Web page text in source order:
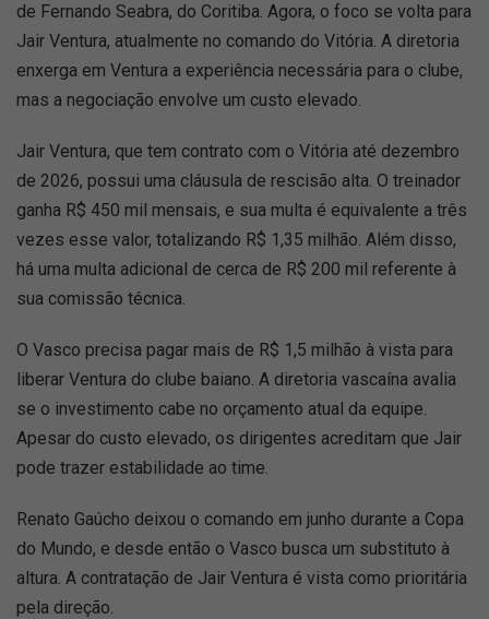
de Fernando Seabra, do Coritiba. Agora, o foco se volta para
Jair Ventura, atualmente no comando do Vitória. A diretoria
enxerga em Ventura a experiência necessária para o clube,
mas a negociação envolve um custo elevado.
Jair Ventura, que tem contrato com o Vitória até dezembro
de 2026, possui uma cláusula de rescisão alta. O treinador
ganha R$ 450 mil mensais, e sua multa é equivalente a três
vezes esse valor, totalizando R$ 1,35 milhão. Além disso,
há uma multa adicional de cerca de R$ 200 mil referente à
sua comissão técnica.
O Vasco precisa pagar mais de R$ 1,5 milhão à vista para
liberar Ventura do clube baiano. A diretoria vascaína avalia
se o investimento cabe no orçamento atual da equipe.
Apesar do custo elevado, os dirigentes acreditam que Jair
pode trazer estabilidade ao time.
Renato Gaúcho deixou o comando em junho durante a Copa
do Mundo, e desde então o Vasco busca um substituto à
altura. A contratação de Jair Ventura é vista como prioritária
pela direção.